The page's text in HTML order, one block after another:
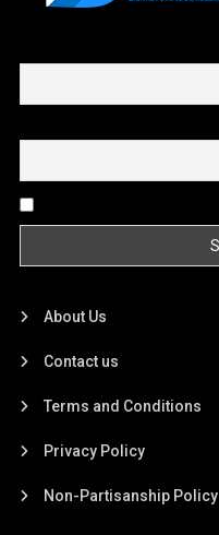
About Us
Contact us
Terms and Conditions
Privacy Policy
Non-Partisanship Policy